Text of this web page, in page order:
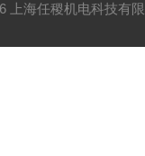
上海任稷机电科技有